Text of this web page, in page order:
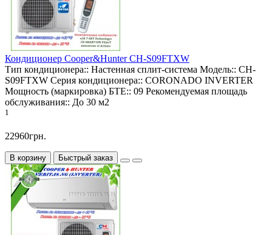
Кондиционер Cooper&Hunter CH-S09FTXW
Тип кондиционера:: Настенная сплит-система Модель:: CH-
S09FTXW Серия кондиционера:: CORONADO INVERTER
Мощность (маркировка) БТЕ:: 09 Рекомендуемая площадь
обслуживания:: До 30 м2
1
22960грн.
В корзину Быстрый заказ